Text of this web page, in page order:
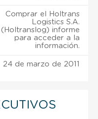
Comprar el Holtrans
Logistics S.A.
(Holtranslog) informe
para acceder a la
información.
24 de marzo de 2011